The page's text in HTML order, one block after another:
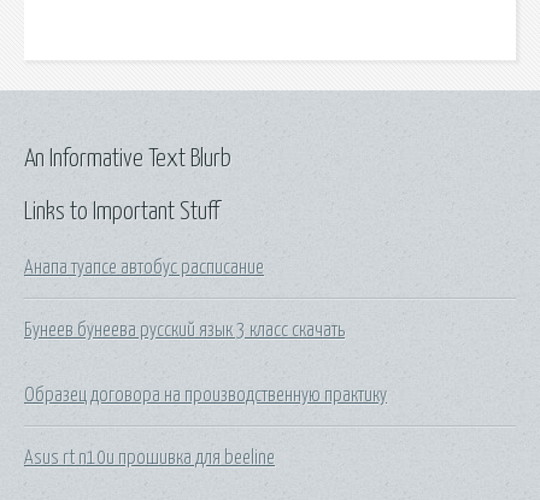
Links to Important Stuff
Анапа туапсе автобус расписание
Бунеев бунеева русский язык 3 класс скачать
Образец договора на производственную практику
Asus rt n10u прошивка для beeline
An Informative Text Blurb